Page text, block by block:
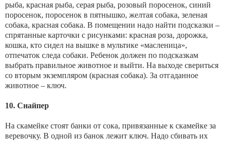
рыба, красная рыба, серая рыба, розовый поросенок, синий
поросенок, поросенок в пятнышко, желтая собака, зеленая
собака, красная собака. В помещении надо найти подсказки –
спрятанные карточки с рисунками: красная роза, дорожка,
кошка, кто сидел на вышке в мультике «масленица»,
отпечаток следа собаки. Ребенок должен по подсказкам
выбрать правильное животное и выйти. На выходе свериться
со вторым экземпляром (красная собака). За отгаданное
животное – ключ.
10. Снайпер
На скамейке стоят банки от сока, привязанные к скамейке за
веревочку. В одной из банок лежит ключ. Надо сбивать их